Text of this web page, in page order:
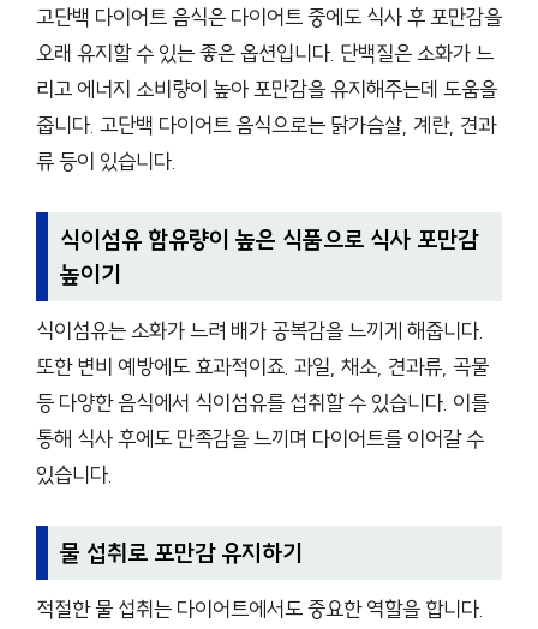
고단백 다이어트 음식은 다이어트 중에도 식사 후 포만감을
오래 유지할 수 있는 좋은 옵션입니다. 단백질은 소화가 느
리고 에너지 소비량이 높아 포만감을 유지해주는데 도움을
줍니다. 고단백 다이어트 음식으로는 닭가슴살, 계란, 견과
류 등이 있습니다.
식이섬유 함유량이 높은 식품으로 식사 포만감
높이기
식이섬유는 소화가 느려 배가 공복감을 느끼게 해줍니다.
또한 변비 예방에도 효과적이죠. 과일, 채소, 견과류, 곡물
등 다양한 음식에서 식이섬유를 섭취할 수 있습니다. 이를
통해 식사 후에도 만족감을 느끼며 다이어트를 이어갈 수
있습니다.
물 섭취로 포만감 유지하기
적절한 물 섭취는 다이어트에서도 중요한 역할을 합니다.